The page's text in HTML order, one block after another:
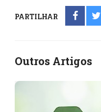
PARTILHAR
Outros Artigos